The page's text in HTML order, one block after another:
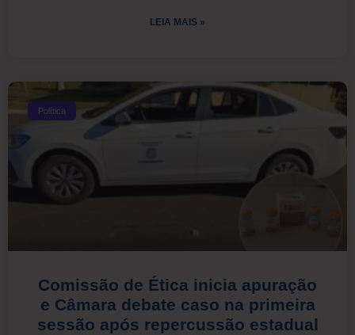
LEIA MAIS »
Política
Comissão de Ética inicia apuração
e Câmara debate caso na primeira
sessão após repercussão estadual